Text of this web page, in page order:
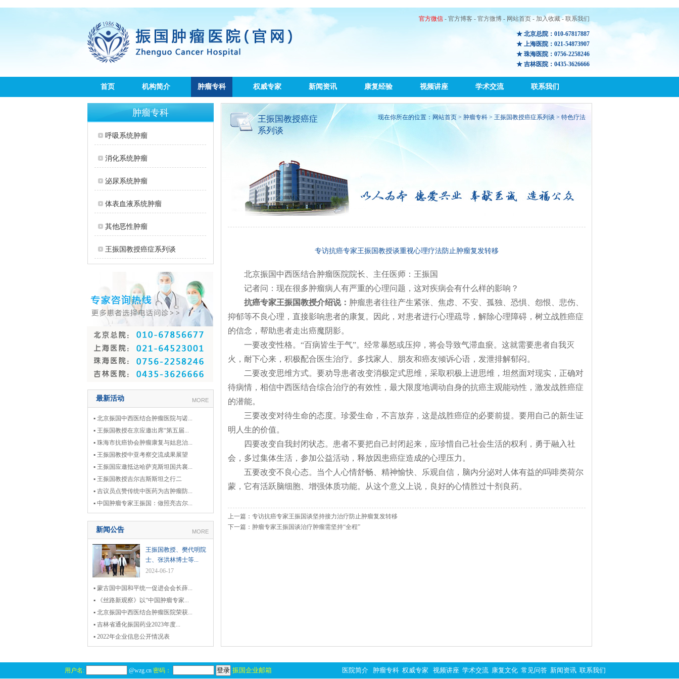
官方微信- 官方博客 - 官方微博- 网站首页- 加入收藏- 联系我们
★ 北京总院：010-67817887
★ 上海医院：021-54873907
★ 珠海医院：0756-2258246
★ 吉林医院：0435-3626666
首页 机构简介 肿瘤专科 权威专家 新闻资讯 康复经验 视频讲座 学术交流 联系我们
肿瘤专科
呼吸系统肿瘤
消化系统肿瘤
泌尿系统肿瘤
体表血液系统肿瘤
其他恶性肿瘤
王振国教授癌症系列谈
最新活动 MORE
▪ 北京振国中西医结合肿瘤医院与诺...
▪ 王振国教授在京应邀出席“第五届...
▪ 珠海市抗癌协会肿瘤康复与姑息治...
▪ 王振国教授中亚考察交流成果展望
▪ 王振国应邀抵达哈萨克斯坦国共襄...
▪ 王振国教授吉尔吉斯斯坦之行二
▪ 吉议员点赞传统中医药为吉肿瘤防...
▪ 中国肿瘤专家王振国：做照亮吉尔...
新闻公告 MORE
王振国教授、樊代明院
士、张洪林博士等...
2024-06-17
▪ 蒙古国中国和平统一促进会会长薛...
▪ 《丝路新观察》以“中国肿瘤专家...
▪ 北京振国中西医结合肿瘤医院荣获...
▪ 吉林省通化振国药业2023年度...
▪ 2022年企业信息公开情况表
王振国教授癌症
系列谈
现在你所在的位置： 网站首页 > 肿瘤专科 > 王振国教授癌症系列谈 > 特色疗法
专访抗癌专家王振国教授谈重视心理疗法防止肿瘤复发转移
北京振国中西医结合肿瘤医院院长、主任医师：王振国
记者问：现在很多肿瘤病人有严重的心理问题，这对疾病会有什么样的影响？
抗癌专家王振国教授介绍说： 肿瘤患者往往产生紧张、焦虑、不安、孤独、恐惧、怨恨、悲伤、
抑郁等不良心理，直接影响患者的康复。因此，对患者进行心理疏导，解除心理障碍，树立战胜癌症
的信念，帮助患者走出癌魔阴影。
一要改变性格。“百病皆生于气”。经常暴怒或压抑，将会导致气滞血瘀。这就需要患者自我灭
火，耐下心来，积极配合医生治疗。多找家人、朋友和癌友倾诉心语，发泄排解郁闷。
二要改变思维方式。要劝导患者改变消极定式思维，采取积极上进思维，坦然面对现实，正确对
待病情，相信中西医结合综合治疗的有效性，最大限度地调动自身的抗癌主观能动性，激发战胜癌症
的潜能。
三要改变对待生命的态度。珍爱生命，不言放弃，这是战胜癌症的必要前提。要用自己的新生证
明人生的价值。
四要改变自我封闭状态。患者不要把自己封闭起来，应珍惜自己社会生活的权利，勇于融入社
会，多过集体生活，参加公益活动，释放因患癌症造成的心理压力。
五要改变不良心态。当个人心情舒畅、精神愉快、乐观自信，脑内分泌对人体有益的吗啡类荷尔
蒙，它有活跃脑细胞、增强体质功能。从这个意义上说，良好的心情胜过十剂良药。
上一篇： 专访抗癌专家王振国谈坚持接力治疗防止肿瘤复发转移
下一篇： 肿瘤专家王振国谈治疗肿瘤需坚持“全程”
用户名: @wzg.cn 密码： 振国企业邮箱 医院简介 肿瘤专科 权威专家 视频讲座 学术交流 康复文化 常见问答 新闻资讯 联系我们